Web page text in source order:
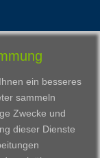
ein besseres
sammeln
Zwecke und
dieser Dienste